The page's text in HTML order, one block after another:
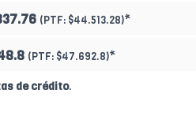
(PTF: $44.513.28)*
(PTF: $47.692.8)*
de crédito.